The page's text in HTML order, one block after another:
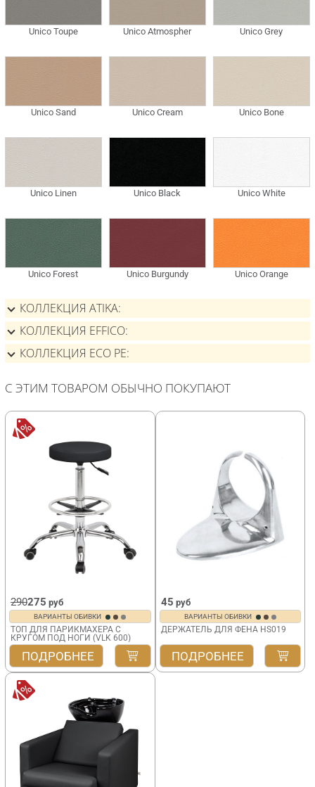
КОЛЛЕКЦИЯ ATIKA
КОЛЛЕКЦИЯ EFFICO
КОЛЛЕКЦИЯ ECO PE
С ЭТИМ ТОВАРОМ ОБЫЧНО ПОКУПАЮТ
290275 руб
ВАРИАНТЫ ОБИВКИ
ТОП ДЛЯ ПАРИКМАХЕРА С
КРУГОМ ПОД НОГИ (VLK 600)
ПОДРОБНЕЕ
45 руб
ВАРИАНТЫ ОБИВКИ
ДЕРЖАТЕЛЬ ДЛЯ ФЕНА HS019
ПОДРОБНЕЕ